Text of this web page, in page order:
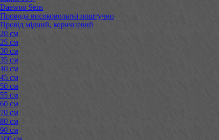
Daewoo Sens
Провода високовольтні поштучно
Провід мідний, коричневий
20 см
25 см
30 см
35 см
40 см
45 см
50 см
55 см
60 см
70 см
80 см
90 см